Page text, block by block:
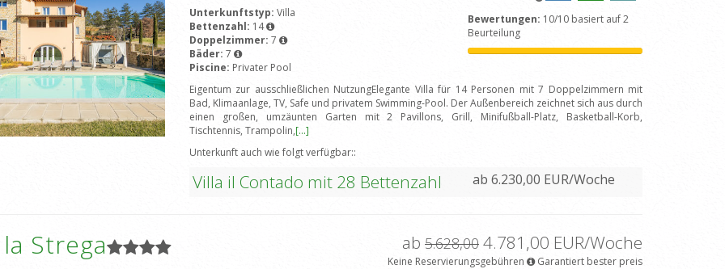
Unterkunftstyp: Villa
Bettenzahl: 14
Doppelzimmer: 7
Bäder: 7
Piscine: Privater Pool
Bewertungen: 10/10 basiert auf 2
Beurteilung
Eigentum zur ausschließlichen NutzungElegante Villa für 14 Personen mit 7 Doppelzimmern mit
Bad, Klimaanlage, TV, Safe und privatem Swimming-Pool. Der Außenbereich zeichnet sich aus durch
einen großen, umzäunten Garten mit 2 Pavillons, Grill, Minifußball-Platz, Basketball-Korb,
Tischtennis, Trampolin,[...]
Unterkunft auch wie folgt verfügbar::
Villa il Contado mit 28 Bettenzahl ab 6.230,00 EUR/Woche
Strega ab 5.628,00 4.781,00 EUR/Woche
Keine Reservierungsgebühren
Garantiert bester preis